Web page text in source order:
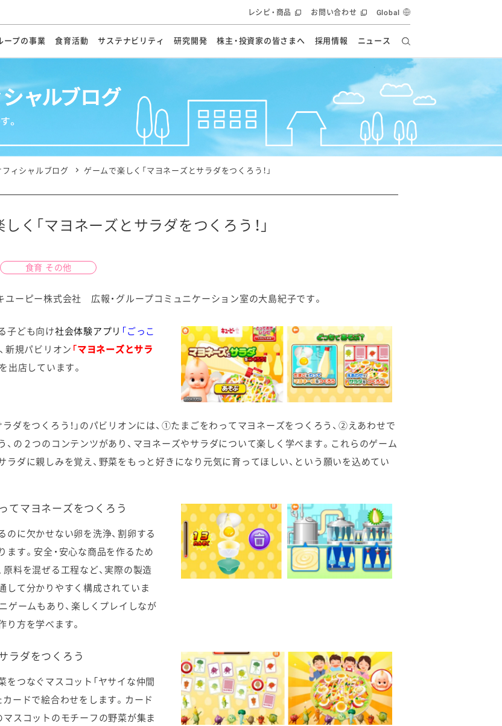
ープの事業 食育活動
会 オープンキッチン（工場見学） マヨテラス（見学施設）
食に関する情報提供
オフィシャルブログ
サステナビリティ
生物多様性の保全 食と健康への貢献
ガバナンス
各種報告書
団体 社会・環境活動の歴史
キユーピーグループ
統合報告書
研究開発
ン 研究開発スタイル 学会発表・論文 イノベーションストーリー
株主・投資家の皆さまへ
まへ
株式情報 IRカレンダー
ディスクロージャーポリシー 電子公告 統合報告書
採用情報 ニュース
レシピ・商品
体験・エンタメ
お問い合わせ Global
く「マヨネーズとサラダをつくろう！」
食育 その他
ーピー株式会社 広報・グループコミュニケーション室の大島紀子です。
子ども向け社会体験アプリ 「ごっこ
新規パビリオン 「マヨネーズとサラ
を出店しています。
ラダをつくろう！」のパビリオンには、①たまごをわってマヨネーズをつくろう、②えあわせで
、の２つのコンテンツがあり、マヨネーズやサラダについて楽しく学べます。これらのゲーム
ラダに親しみを覚え、野菜をもっと好きになり元気に育ってほしい、という願いを込めてい
てマヨネーズをつくろう
のに欠かせない卵を洗浄、割卵する
ます。安全・安心な商品を作るため
原料を混ぜる工程など、実際の製造
して分かりやすく構成されていま
ゲームもあり、楽しくプレイしなが
り方を学べます。
ラダをつくろう
をつなぐマスコット「ヤサイな仲間
カードで絵合わせをします。カード
マスコットのモチーフの野菜が集ま
ィシャルブログ ゲームで楽しく「マヨネーズとサラダをつくろう！」